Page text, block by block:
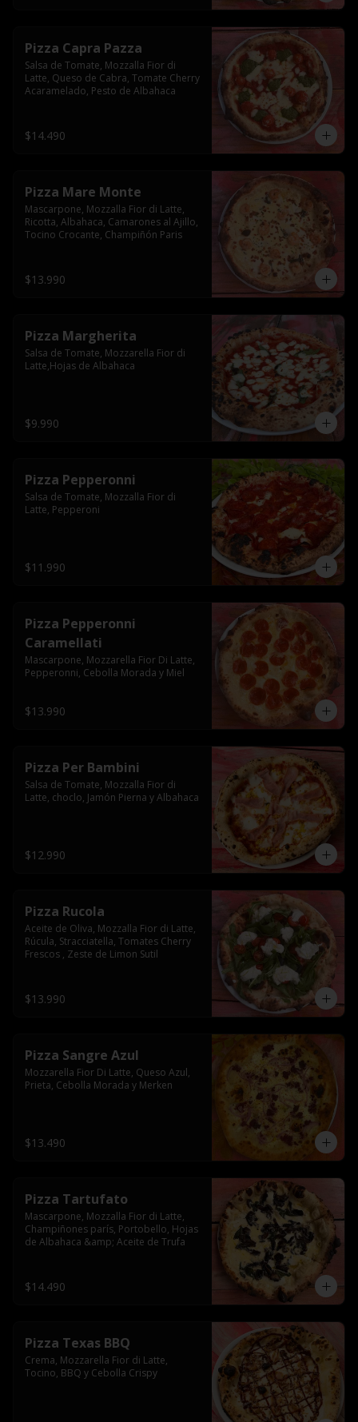
Pizza Capra Pazza
Salsa de Tomate, Mozzalla Fior di
Latte, Queso de Cabra, Tomate Cherry
Acaramelado, Pesto de Albahaca
$14.490
Pizza Mare Monte
Mascarpone, Mozzalla Fior di Latte,
Ricotta, Albahaca, Camarones al Ajillo,
Tocino Crocante, Champiñón Paris
$13.990
Pizza Margherita
Salsa de Tomate, Mozzarella Fior di
Latte,Hojas de Albahaca
$9.990
Pizza Pepperonni
Salsa de Tomate, Mozzalla Fior di
Latte, Pepperoni
$11.990
Pizza Pepperonni
Caramellati
Mascarpone, Mozzarella Fior Di Latte,
Pepperonni, Cebolla Morada y Miel
$13.990
Pizza Per Bambini
Salsa de Tomate, Mozzalla Fior di
Latte, choclo, Jamón Pierna y Albahaca
$12.990
Pizza Rucola
Aceite de Oliva, Mozzalla Fior di Latte,
Rúcula, Stracciatella, Tomates Cherry
Frescos , Zeste de Limon Sutil
$13.990
Pizza Sangre Azul
Mozzarella Fior Di Latte, Queso Azul,
Prieta, Cebolla Morada y Merken
$13.490
Pizza Tartufato
Mascarpone, Mozzalla Fior di Latte,
Champiñones parís, Portobello, Hojas
de Albahaca &amp; Aceite de Trufa
$14.490
Pizza Texas BBQ
Crema, Mozzarella Fior di Latte,
Tocino, BBQ y Cebolla Crispy